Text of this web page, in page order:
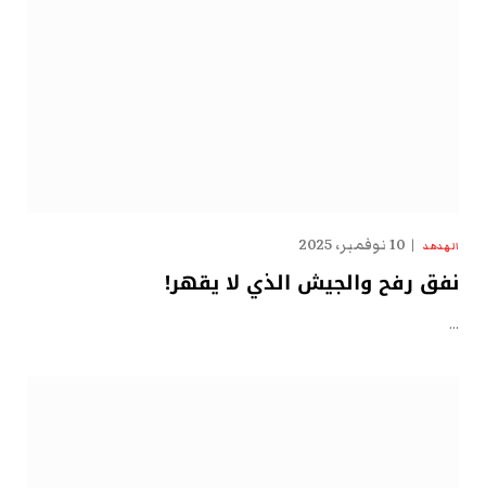
الهدهد 10 نوفمبر، 2025
نفق رفح والجيش الذي لا يقهر!
…